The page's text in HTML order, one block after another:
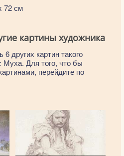
72 см
картины художника
других картин такого
Для того, что бы
перейдите по